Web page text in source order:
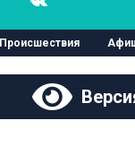
Происшествия